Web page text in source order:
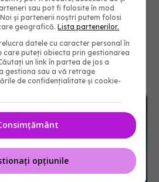
ABONAȚI
1401
URMĂRITORI
sau pot fi folosite în mod
și partenerii noștri putem folosi
geografică.Lista partenerilor.
datele cu caracter personal în
care puteți obiecta prin gestionarea
un link în partea de jos a
gestiona sau a vă retrage
de confidențialitate și cookie-
opțiunile